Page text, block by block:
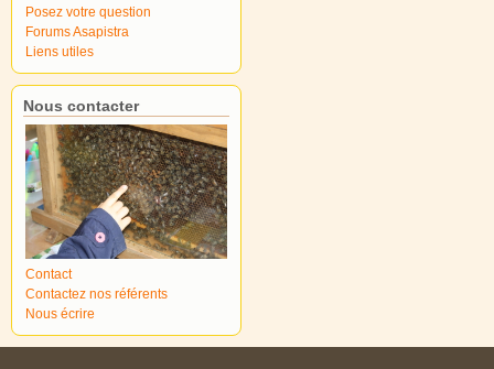
Posez votre question
Forums Asapistra
Liens utiles
Nous contacter
Contact
Contactez nos référents
Nous écrire